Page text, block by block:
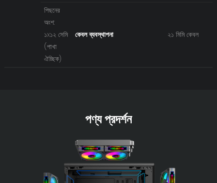
পিছনের
অংশ:
১x১২ সেমি
(পাখা
ঐচ্ছিক)
কেবল ব্যবস্থাপনা ২১ মিমি কেবল
পণ্য প্রদর্শন